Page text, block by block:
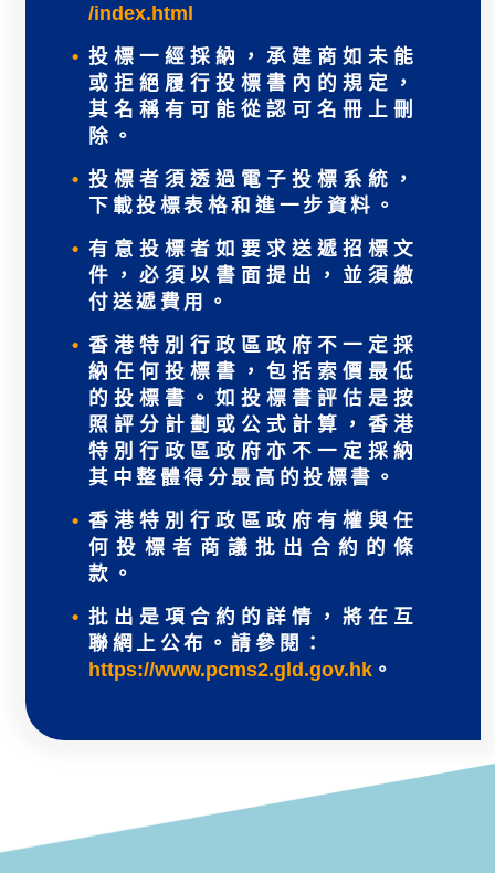
/index.html
投標一經採納，承建商如未能
或拒絕履行投標書內的規定，
其名稱有可能從認可名冊上刪
除。
投標者須透過電子投標系統，
下載投標表格和進一步資料。
有意投標者如要求送遞招標文
件，必須以書面提出，並須繳
付送遞費用。
香港特別行政區政府不一定採
納任何投標書，包括索價最低
的投標書。如投標書評估是按
照評分計劃或公式計算，香港
特別行政區政府亦不一定採納
其中整體得分最高的投標書。
香港特別行政區政府有權與任
何投標者商議批出合約的條
款。
批出是項合約的詳情，將在互
聯網上公布。請參閱：
https://www.pcms2.gld.gov.hk 。